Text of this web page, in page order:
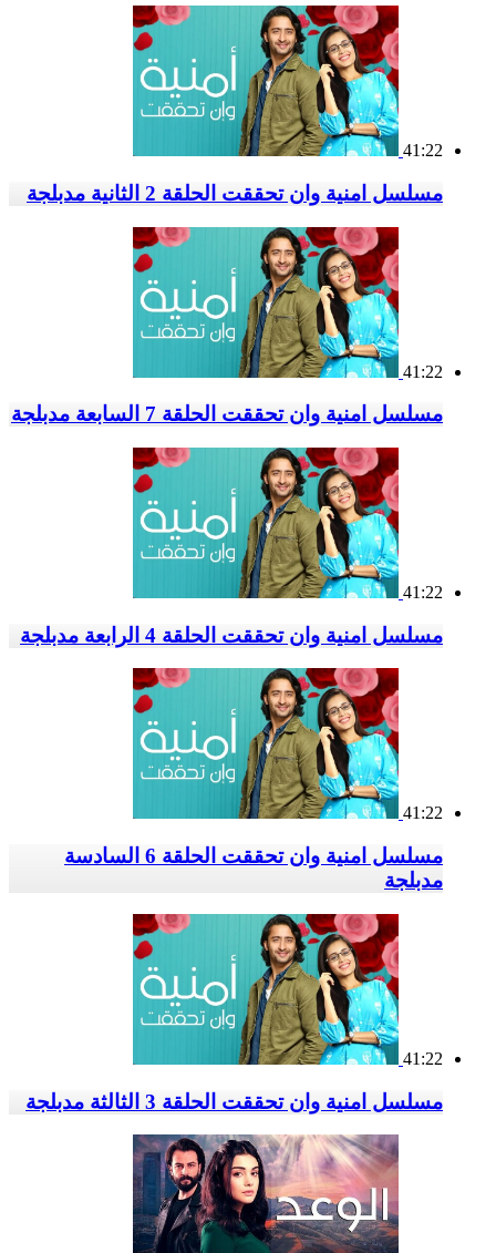
41:22
مسلسل امنية وان تحققت الحلقة 2 الثانية مدبلجة
41:22
مسلسل امنية وان تحققت الحلقة 7 السابعة مدبلجة
41:22
مسلسل امنية وان تحققت الحلقة 4 الرابعة مدبلجة
41:22
مسلسل امنية وان تحققت الحلقة 6 السادسة
مدبلجة
41:22
مسلسل امنية وان تحققت الحلقة 3 الثالثة مدبلجة